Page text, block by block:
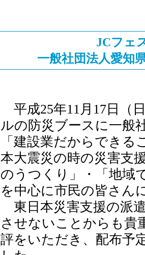
JCフェ
一般社団法人愛知
平成25年11月17日（
ルの防災ブースに一般
「建設業だからでき
本大震災の時の災害支
のうつくり」・「地域
を中心に市民の皆さん
東日本災害支援の派
させないことからも貴
評をいただき、配布予